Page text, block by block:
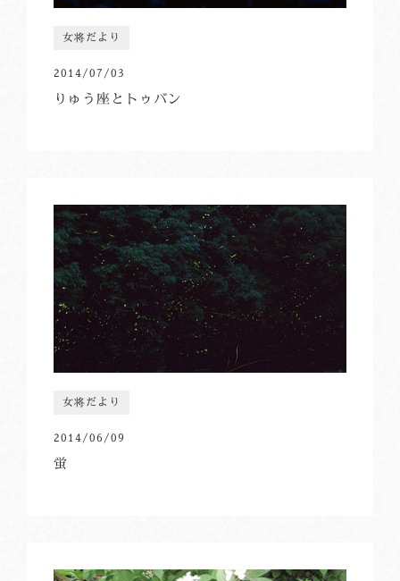
女将だより
2014/07/03
りゅう座とトゥバン
女将だより
2014/06/09
蛍